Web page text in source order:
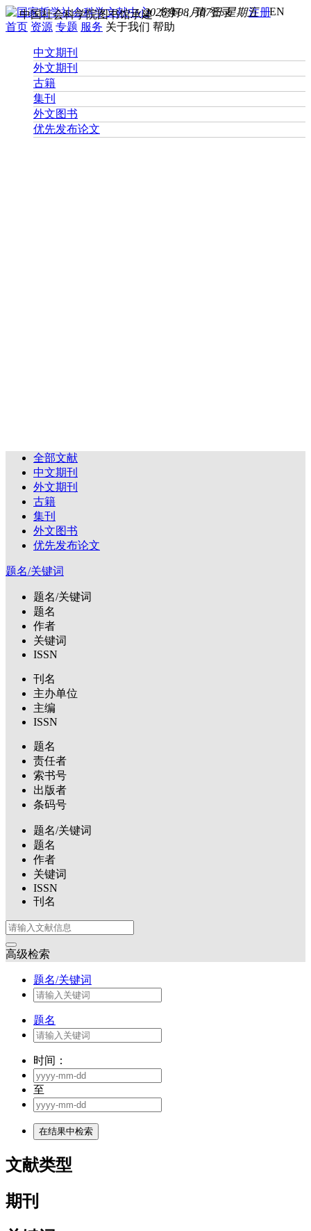
您好， 请登录 注册EN
2026年08月07日 星期五
中国社会科学院图书馆承建
首页 资源 专题 服务 关于我们 帮助
中文期刊
外文期刊
古籍
集刊
外文图书
优先发布论文
全部文献
中文期刊
外文期刊
古籍
集刊
外文图书
优先发布论文
题名/关键词
题名/关键词
题名
作者
关键词
ISSN
刊名
主办单位
主编
ISSN
题名
责任者
索书号
出版者
条码号
题名/关键词
题名
作者
关键词
ISSN
刊名
高级检索
题名/关键词
题名
时间：
至
文献类型
期刊